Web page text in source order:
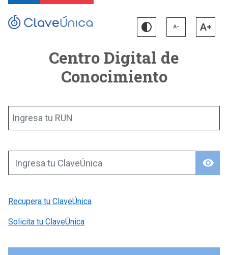
Centro Digital de
Conocimiento
Ingresa tu RUN
visibility
Ingresa tu ClaveÚnica
Recupera tu ClaveÚnica
Solicita tu ClaveÚnica